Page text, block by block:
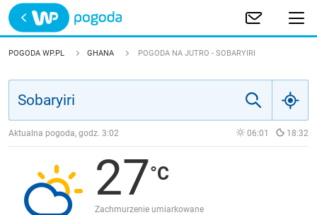
Trwa ładowanie
POLSKA
JAKOŚĆ POWIETRZA
POGODA WP.PL GHANA POGODA NA JUTRO - SOBARYIRI
Aktualna pogoda, godz. 3:02 06:01 18:32
27
Zachmurzenie umiarkowane